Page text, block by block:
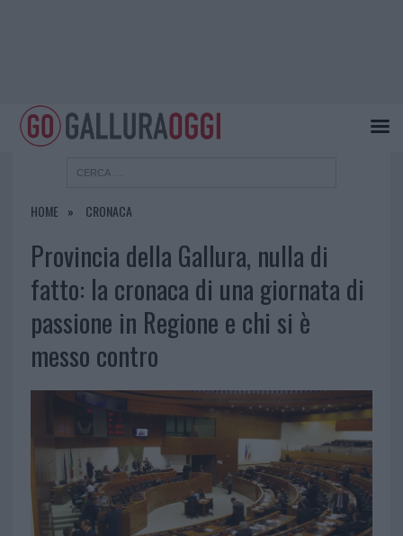
HOME CRONACA
Provincia della Gallura, nulla di
fatto: la cronaca di una giornata di
passione in Regione e chi si è
messo contro